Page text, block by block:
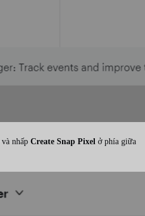
và nhấp Create Snap Pixel ở phía giữa